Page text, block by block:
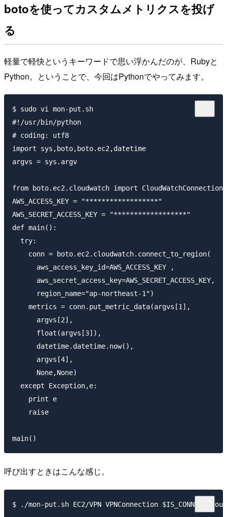
botoを使ってカスタムメトリクスを投げ
る
軽量で軽快というキーワードで思い浮かんだのが、Rubyと
Python。ということで、今回はPythonでやってみます。
$ sudo vi mon-put.sh
#!/usr/bin/python
# coding: utf8
import sys,boto,boto.ec2,datetime
argvs = sys.argv
from boto.ec2.cloudwatch import CloudWatchConnection
AWS_ACCESS_KEY = "******************"
AWS_SECRET_ACCESS_KEY = "******************"
def main():
  try:
    conn = boto.ec2.cloudwatch.connect_to_region(
      aws_access_key_id=AWS_ACCESS_KEY ,
      aws_secret_access_key=AWS_SECRET_ACCESS_KEY,
      region_name="ap-northeast-1")
    metrics = conn.put_metric_data(argvs[1],
      argvs[2],
      float(argvs[3]),
      datetime.datetime.now(),
      argvs[4],
      None,None)
  except Exception,e:
    print e
    raise
呼び出すときはこんな感じ。